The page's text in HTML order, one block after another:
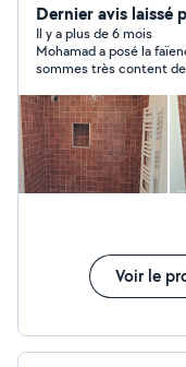
sont couverts par
charge toutes vos
au long de votre
avisés afin de vous
de vos attentes,
Dernier avis laissé
Il y a plus de 6 mois
Mohamad a posé la
sommes très content
entrepreneur, ce qui
ce que nous cherchions!
vous pouvez y aller les
Voir le